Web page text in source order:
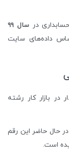
درسال ۹۹
داده‌های سایت
در بازار کار رشته
۳۰۰۰۰۰۰ تومان که در حال حاضر این رقم